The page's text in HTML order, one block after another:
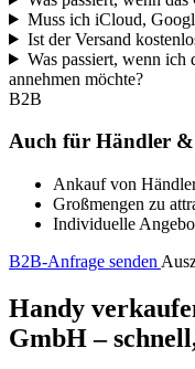
Muss ich iCloud,
Ist der Versand
Was passiert, wenn ich
annehmen möchte?
B2B
Auch für Händler &
Ankauf von
Großmengen zu
Individuelle
B2B-Anfrage senden
Handy
GmbH –